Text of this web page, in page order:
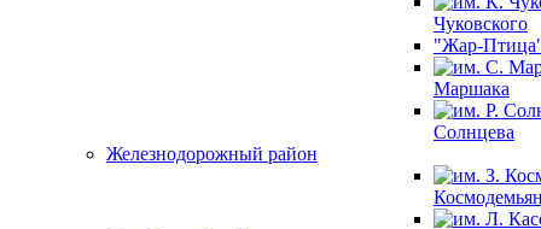
Чуковского
"Жар-
Маршака
Солнцева
Железнодорожный район